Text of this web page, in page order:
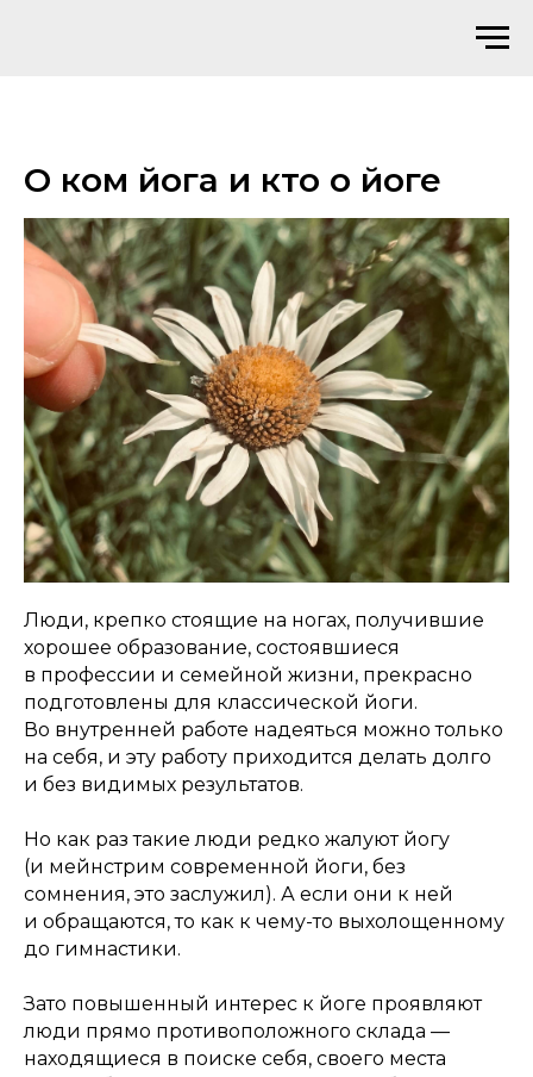
О ком йога и кто о йоге
Люди, крепко стоящие на ногах, получившие
хорошее образование, состоявшиеся
в профессии и семейной жизни, прекрасно
подготовлены для классической йоги.
Во внутренней работе надеяться можно только
на себя, и эту работу приходится делать долго
и без видимых результатов.
Но как раз такие люди редко жалуют йогу
(и мейнстрим современной йоги, без
сомнения, это заслужил). А если они к ней
и обращаются, то как к чему-то выхолощенному
до гимнастики.
Зато повышенный интерес к йоге проявляют
люди прямо противоположного склада —
находящиеся в поиске себя, своего места